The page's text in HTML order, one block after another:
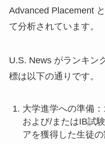
Advanced Placement
て分析されています。
U.S. News がランキン
標は以下の通りです。
大学進学への準備
および/またはIB試
アを獲得した生徒